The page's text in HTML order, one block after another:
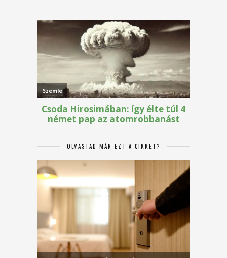
OLVASTAD MÁR EZT A CIKKET?